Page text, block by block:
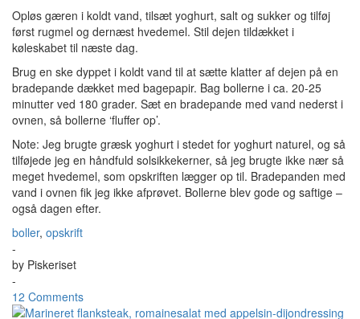
Opløs gæren i koldt vand, tilsæt yoghurt, salt og sukker og tilføj
først rugmel og dernæst hvedemel. Stil dejen tildækket i
køleskabet til næste dag.
Brug en ske dyppet i koldt vand til at sætte klatter af dejen på en
bradepande dækket med bagepapir. Bag bollerne i ca. 20-25
minutter ved 180 grader. Sæt en bradepande med vand nederst i
ovnen, så bollerne ‘fluffer op’.
Note: Jeg brugte græsk yoghurt i stedet for yoghurt naturel, og så
tilføjede jeg en håndfuld solsikkekerner, så jeg brugte ikke nær så
meget hvedemel, som opskriften lægger op til. Bradepanden med
vand i ovnen fik jeg ikke afprøvet. Bollerne blev gode og saftige –
også dagen efter.
boller, opskrift
-
by Piskeriset
-
12 Comments